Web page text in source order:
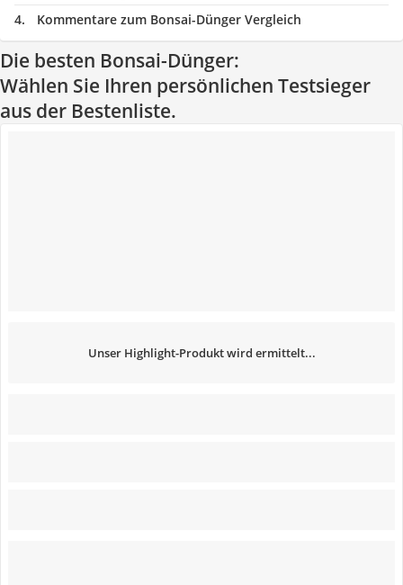
Kommentare zum Bonsai-Dünger Vergleich
Die besten Bonsai-Dünger:
Wählen Sie Ihren persönlichen Testsieger
aus der Bestenliste.
Unser Highlight-Produkt wird ermittelt...